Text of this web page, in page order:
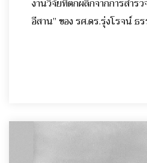
อีสาน” ของ รศ.ดร.รุ่งโรจน์ ธ